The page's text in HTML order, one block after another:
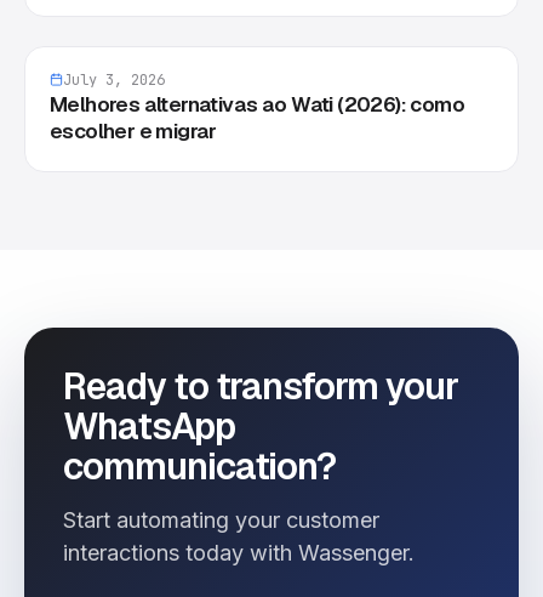
July 3, 2026
Melhores alternativas ao Wati (2026): como
escolher e migrar
Ready to transform your
WhatsApp
communication?
Start automating your customer
interactions today with Wassenger.